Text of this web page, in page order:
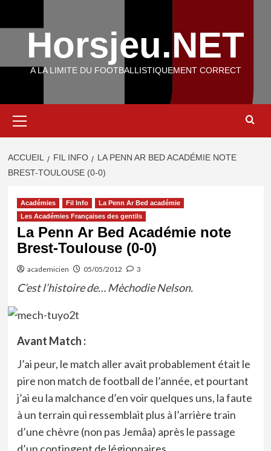
Horsjeu.NET
A LA LIMITE DU FOOTBALLISTIQUEMENT CORRECT
principal
ACCUEIL FIL INFO
LA PENN AR BED ACADÉMIE NOTE
BREST-TOULOUSE (0-0)
Académies Fil Info
La Penn Ar Bed académie
Les Académies Françaises des gentils
La Penn Ar Bed Académie note
Brest-Toulouse (0-0)
academicien 05/05/2012 3
C’est l’histoire de… Mèchodie Nelson.
Avant Match :
J’ai peur, le match aller avait probablement était le
pire non match de football de l’année, et pourtant
j’ai eu la malchance d’en voir quelques uns, la faute
à un terrain qui ressemblait plus à l’arrière train
d’une chèvre (non pas Jemâa) après le passage